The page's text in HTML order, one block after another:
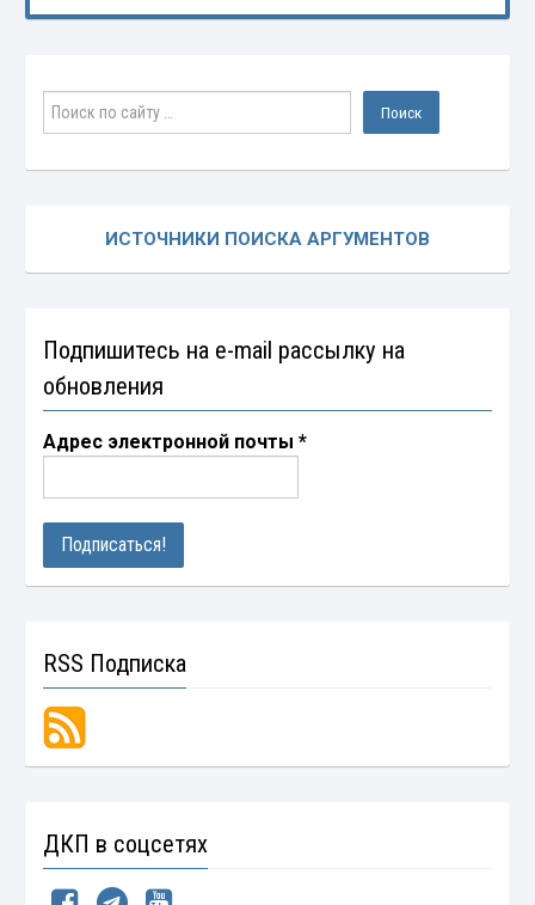
ИСТОЧНИКИ ПОИСКА АРГУМЕНТОВ
Подпишитесь на e-mail рассылку на
обновления
Адрес электронной почты*
RSS Подписка
ДКП в соцсетях